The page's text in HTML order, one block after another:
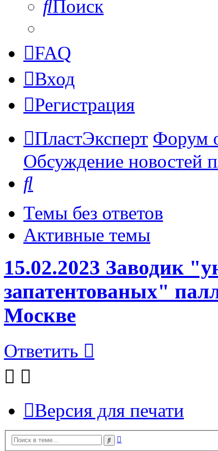
Поиск
FAQ
Вход
Регистрация
ПластЭксперт Форум
Обсуждение новостей
Темы без ответов
Активные темы
15.02.2023 Заводик
запатентованых"
Москве
Ответить
Версия для печати
Поиск